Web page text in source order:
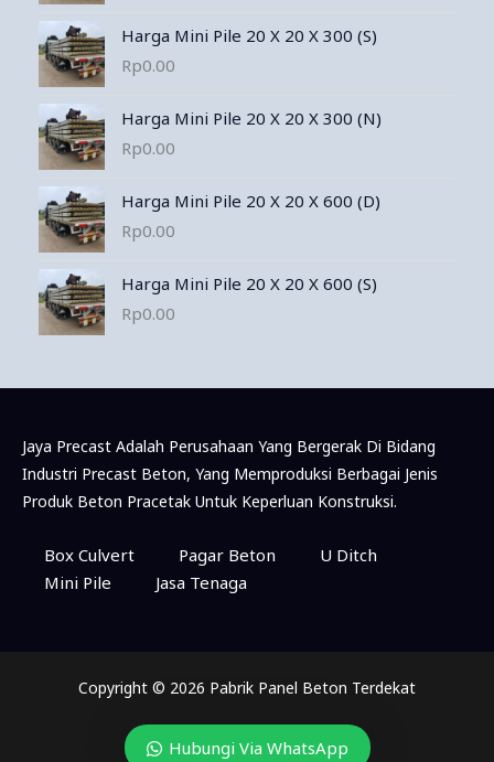
Harga Mini Pile 20 X 20 X 300 (S)
Rp0.00
Harga Mini Pile 20 X 20 X 300 (N)
Rp0.00
Harga Mini Pile 20 X 20 X 600 (D)
Rp0.00
Harga Mini Pile 20 X 20 X 600 (S)
Rp0.00
Jaya Precast Adalah Perusahaan Yang Bergerak Di Bidang
Industri Precast Beton, Yang Memproduksi Berbagai Jenis
Produk Beton Pracetak Untuk Keperluan Konstruksi.
Box Culvert Pagar Beton
U Ditch
Mini Pile
Jasa Tenaga
Copyright © 2026 Pabrik Panel Beton Terdekat
Hubungi Via WhatsApp